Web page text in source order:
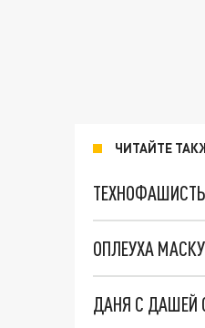
ЧИТАЙТЕ
ОПЛЕУХА
ДАНЯ С ДАШЕЙ